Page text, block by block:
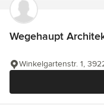
Wegehaupt
Winkelgartenstr. 1,